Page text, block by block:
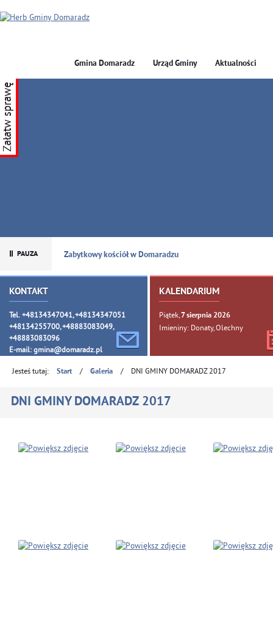
GMINA DOMARADZ
Gmina Domaradz Urząd Gminy Aktualności
Zabytkowy kościół w Domaradzu
KONTAKT
Tel. +48134347041, +48134347051
+48134255700, +48883083049,
+48883083096
E-mail: gmina@domaradz.pl
KALENDARIUM
Piątek, 7sierpnia 2026
Imieniny: Donaty, Olechny
Załatw sprawę
Jesteś tutaj: Start / Galeria / DNI GMINY DOMARADZ 2017
DNI GMINY DOMARADZ 2017